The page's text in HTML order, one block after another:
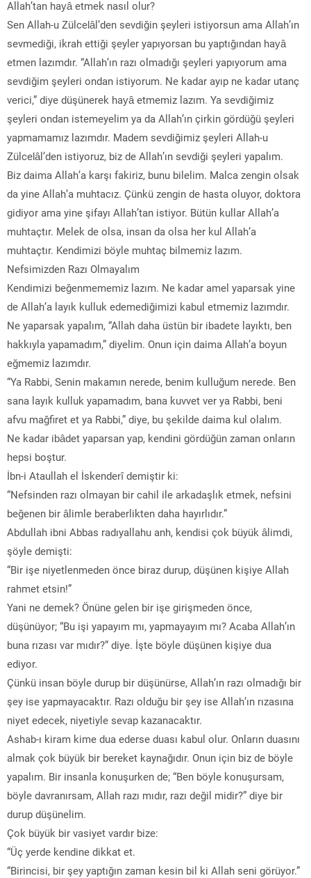
Allah’tan hayâ etmek nasıl olur?
Sen Allah-u Zülcelâl’den sevdiğin şeyleri istiyorsun ama Allah’ın
sevmediği, ikrah ettiği şeyler yapıyorsan bu yaptığından hayâ
etmen lazımdır. “Allah’ın razı olmadığı şeyleri yapıyorum ama
sevdiğim şeyleri ondan istiyorum. Ne kadar ayıp ne kadar utanç
verici,” diye düşünerek hayâ etmemiz lazım. Ya sevdiğimiz
şeyleri ondan istemeyelim ya da Allah’ın çirkin gördüğü şeyleri
yapmamamız lazımdır. Madem sevdiğimiz şeyleri Allah-u
Zülcelâl’den istiyoruz, biz de Allah’ın sevdiği şeyleri yapalım.
Biz daima Allah’a karşı fakiriz, bunu bilelim. Malca zengin olsak
da yine Allah’a muhtacız. Çünkü zengin de hasta oluyor, doktora
gidiyor ama yine şifayı Allah’tan istiyor. Bütün kullar Allah’a
muhtaçtır. Melek de olsa, insan da olsa her kul Allah’a
muhtaçtır. Kendimizi böyle muhtaç bilmemiz lazım.
Nefsimizden Razı Olmayalım
Kendimizi beğenmememiz lazım. Ne kadar amel yaparsak yine
de Allah’a layık kulluk edemediğimizi kabul etmemiz lazımdır.
Ne yaparsak yapalım, “Allah daha üstün bir ibadete layıktı, ben
hakkıyla yapamadım,” diyelim. Onun için daima Allah’a boyun
eğmemiz lazımdır.
“Ya Rabbi, Senin makamın nerede, benim kulluğum nerede. Ben
sana layık kulluk yapamadım, bana kuvvet ver ya Rabbi, beni
afvu mağfiret et ya Rabbi,” diye, bu şekilde daima kul olalım.
Ne kadar ibâdet yaparsan yap, kendini gördüğün zaman onların
hepsi boştur.
İbn-i Ataullah el İskenderî demiştir ki:
“Nefsinden razı olmayan bir cahil ile arkadaşlık etmek, nefsini
beğenen bir âlimle beraberlikten daha hayırlıdır.”
Abdullah ibni Abbas radıyallahu anh, kendisi çok büyük âlimdi,
şöyle demişti:
“Bir işe niyetlenmeden önce biraz durup, düşünen kişiye Allah
rahmet etsin!”
Yani ne demek? Önüne gelen bir işe girişmeden önce,
düşünüyor; “Bu işi yapayım mı, yapmayayım mı? Acaba Allah’ın
buna rızası var mıdır?” diye. İşte böyle düşünen kişiye dua
ediyor.
Çünkü insan böyle durup bir düşünürse, Allah’ın razı olmadığı bir
şey ise yapmayacaktır. Razı olduğu bir şey ise Allah’ın rızasına
niyet edecek, niyetiyle sevap kazanacaktır.
Ashab-ı kiram kime dua ederse duası kabul olur. Onların duasını
almak çok büyük bir bereket kaynağıdır. Onun için biz de böyle
yapalım. Bir insanla konuşurken de; “Ben böyle konuşursam,
böyle davranırsam, Allah razı mıdır, razı değil midir?” diye bir
durup düşünelim.
Çok büyük bir vasiyet vardır bize:
“Üç yerde kendine dikkat et.
“Birincisi, bir şey yaptığın zaman kesin bil ki Allah seni görüyor.”